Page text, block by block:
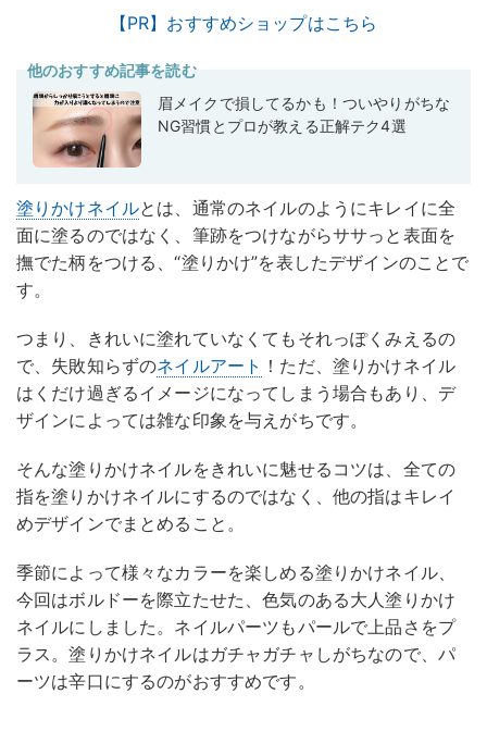
【PR】おすすめショップはこちら
他のおすすめ記事を読む
眉メイクで損してるかも！ついやりがちな
NG習慣とプロが教える正解テク4選
塗りかけネイルとは、通常のネイルのようにキレイに全
面に塗るのではなく、筆跡をつけながらササっと表面を
撫でた柄をつける、“塗りかけ”を表したデザインのことで
す。
つまり、きれいに塗れていなくてもそれっぽくみえるの
で、失敗知らずのネイルアート ！ただ、塗りかけネイル
はくだけ過ぎるイメージになってしまう場合もあり、デ
ザインによっては雑な印象を与えがちです。
そんな塗りかけネイルをきれいに魅せるコツは、全ての
指を塗りかけネイルにするのではなく、他の指はキレイ
めデザインでまとめること。
季節によって様々なカラーを楽しめる塗りかけネイル、
今回はボルドーを際立たせた、色気のある大人塗りかけ
ネイルにしました。ネイルパーツもパールで上品さをプ
ラス。塗りかけネイルはガチャガチャしがちなので、パ
ーツは辛口にするのがおすすめです。